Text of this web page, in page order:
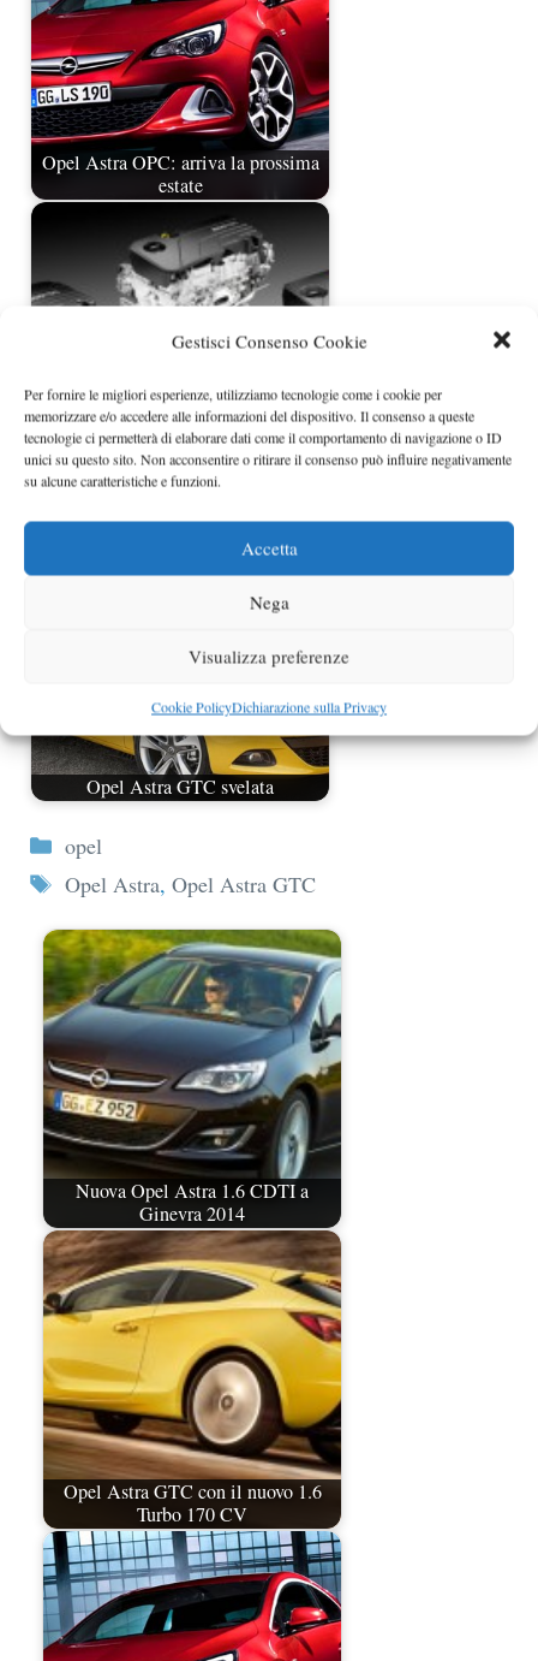
Gestisci Consenso Cookie
Per fornire le migliori esperienze, utilizziamo tecnologie come i cookie per
memorizzare e/o accedere alle informazioni del dispositivo. Il consenso a queste
tecnologie ci permetterà di elaborare dati come il comportamento di navigazione o ID
unici su questo sito. Non acconsentire o ritirare il consenso può influire negativamente
su alcune caratteristiche e funzioni.
Accetta
Nega
Visualizza preferenze
Cookie PolicyDichiarazione sulla Privacy
Opel Astra OPC: arriva la prossima
estate
Nuovi motori Ecotec di GM al
debutto
Opel Astra GTC svelata
Categorie
opel
Tag
Opel Astra, Opel Astra GTC
Nuova Opel Astra 1.6 CDTI a
Ginevra 2014
Opel Astra GTC con il nuovo 1.6
Turbo 170 CV